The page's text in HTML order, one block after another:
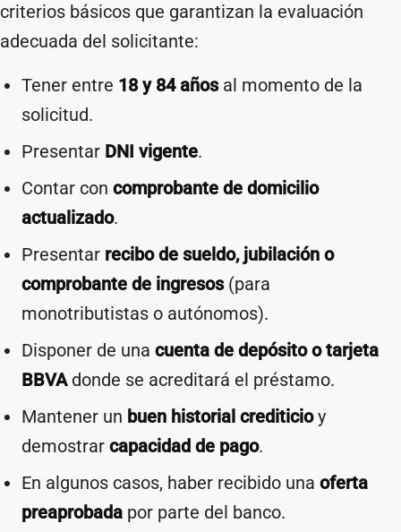
criterios básicos que garantizan la evaluación
adecuada del solicitante:
Tener entre 18 y 84 añosal momento de la
solicitud.
Presentar DNI vigente.
Contar con comprobante de domicilio
actualizado.
Presentar recibo de sueldo, jubilación o
comprobante de ingresos(para
monotributistas o autónomos).
Disponer de una cuenta de depósito o tarjeta
BBVAdonde se acreditará el préstamo.
Mantener un buen historial crediticioy
demostrar capacidad de pago.
En algunos casos, haber recibido una oferta
preaprobada por parte del banco.